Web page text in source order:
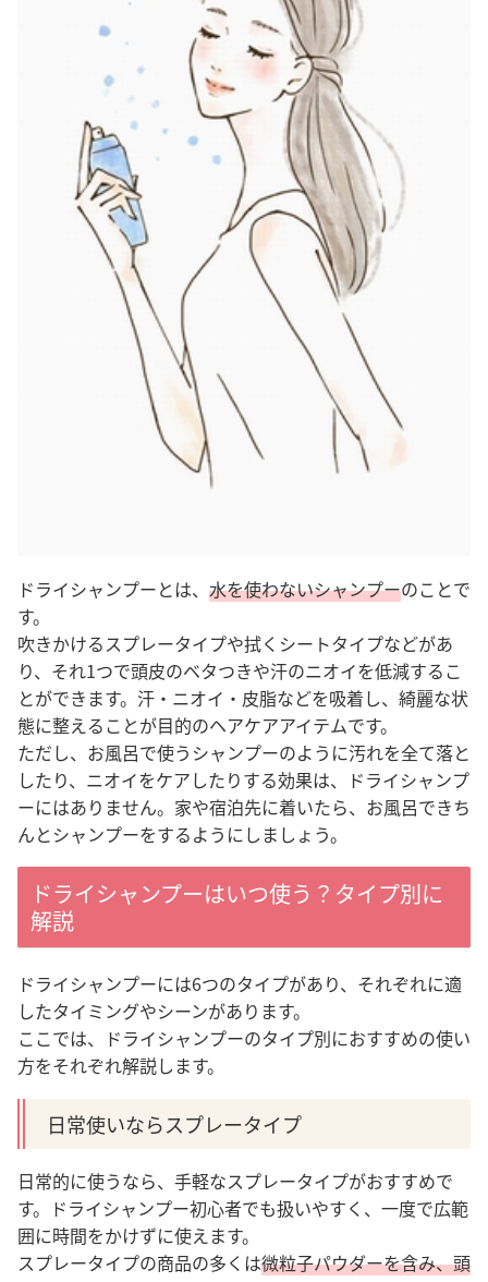
ドライシャンプーとは、 水を使わないシャンプーのことで
す。
吹きかけるスプレータイプや拭くシートタイプなどがあ
り、それ1つで頭皮のベタつきや汗のニオイを低減するこ
とができます。 汗・ニオイ・皮脂などを吸着し、綺麗な状
態に整えることが目的のヘアケアアイテムです。
ただし、お風呂で使うシャンプーのように汚れを全て落と
したり、ニオイをケアしたりする効果は、ドライシャンプ
ーにはありません。家や宿泊先に着いたら、お風呂できち
んとシャンプーをするようにしましょう。
ドライシャンプーはいつ使う？タイプ別に
解説
ドライシャンプーには6つのタイプがあり、それぞれに適
したタイミングやシーンがあります。
ここでは、ドライシャンプーのタイプ別におすすめの使い
方をそれぞれ解説します。
日常使いならスプレータイプ
日常的に使うなら、手軽なスプレータイプがおすすめで
す。ドライシャンプー初心者でも扱いやすく、一度で広範
囲に時間をかけずに使えます。
スプレータイプの商品の多くは微粒子パウダーを含み、頭